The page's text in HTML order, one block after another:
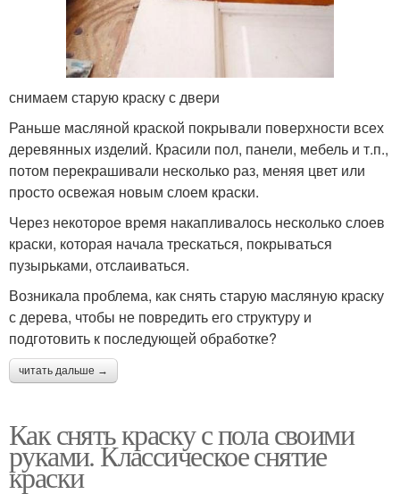
снимаем старую краску с двери
Раньше масляной краской покрывали поверхности всех
деревянных изделий. Красили пол, панели, мебель и т.п.,
потом перекрашивали несколько раз, меняя цвет или
просто освежая новым слоем краски.
Через некоторое время накапливалось несколько слоев
краски, которая начала трескаться, покрываться
пузырьками, отслаиваться.
Возникала проблема, как снять старую масляную краску
с дерева, чтобы не повредить его структуру и
подготовить к последующей обработке?
читать дальше →
Как снять краску с пола своими
руками. Классическое снятие
краски